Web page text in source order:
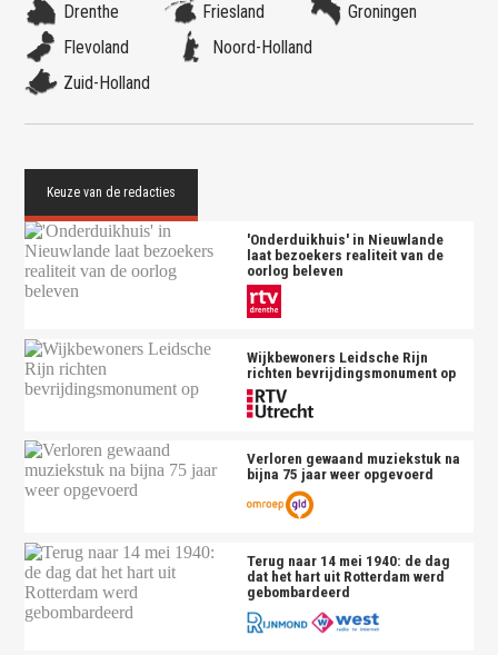
Drenthe
Friesland
Groningen
Flevoland
Noord-Holland
Zuid-Holland
'Onderduikhuis' in Nieuwlande
laat bezoekers realiteit van de
oorlog beleven
Wijkbewoners Leidsche Rijn
richten bevrijdingsmonument op
Verloren gewaand muziekstuk na
bijna 75 jaar weer opgevoerd
Terug naar 14 mei 1940: de dag
dat het hart uit Rotterdam werd
gebombardeerd